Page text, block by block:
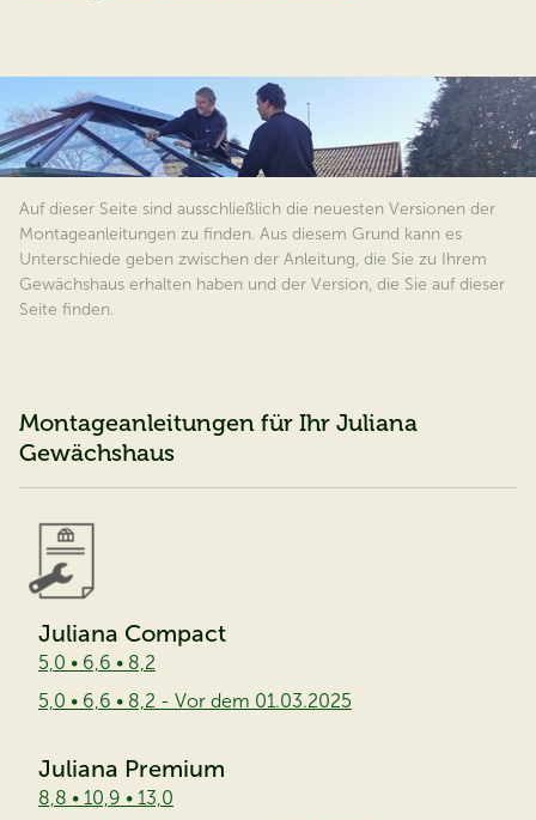
Auf dieser Seite sind ausschließlich die neuesten Versionen der
Montageanleitungen zu finden. Aus diesem Grund kann es
Unterschiede geben zwischen der Anleitung, die Sie zu Ihrem
Gewächshaus erhalten haben und der Version, die Sie auf dieser
Seite finden.
Montageanleitungen für Ihr Juliana
Gewächshaus
Juliana Compact
5,0 • 6,6 • 8,2
5,0 • 6,6 • 8,2 - Vor dem 01.03.2025
Juliana Premium
8,8 • 10,9 • 13,0